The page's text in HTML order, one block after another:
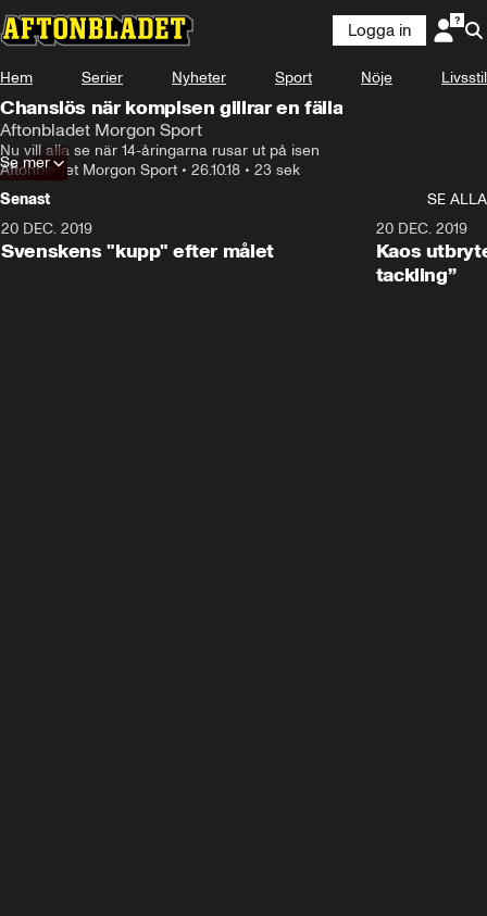
Logga in
Hem Serier Nyheter Sport Nöje Livsstil
Chanslös när kompisen gillrar en fälla
Aftonbladet Morgon Sport
Nu vill alla se när 14-åringarna rusar ut på isen
Aftonbladet Morgon Sport • 26.10.18 • 23 sek
Se mer
Senast
SE ALLA
20 DEC. 2019
Svenskens "kupp" efter målet
20 DEC. 2019
Kaos
tackling”